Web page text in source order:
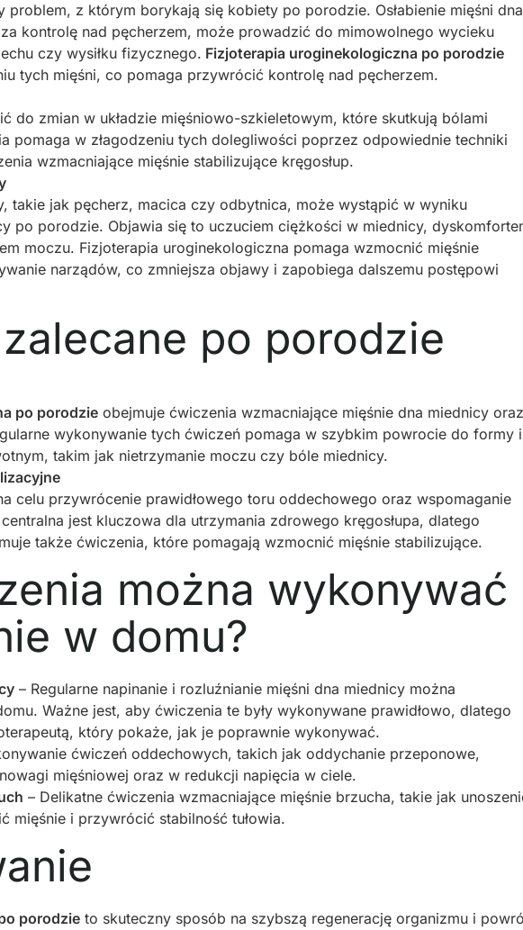
problem, z którym borykają się kobiety po porodzie. Osłabienie mięśni dna
kontrolę nad pęcherzem, może prowadzić do mimowolnego wycieku
czy wysiłku fizycznego. Fizjoterapia uroginekologiczna po porodzie
tych mięśni, co pomaga przywrócić kontrolę nad pęcherzem.
do zmian w układzie mięśniowo-szkieletowym, które skutkują bólami
pomaga w złagodzeniu tych dolegliwości poprzez odpowiednie techniki
wzmacniające mięśnie stabilizujące kręgosłup.
takie jak pęcherz, macica czy odbytnica, może wystąpić w wyniku
po porodzie. Objawia się to uczuciem ciężkości w miednicy,
moczu. Fizjoterapia uroginekologiczna pomaga wzmocnić mięśnie
narządów, co zmniejsza objawy i zapobiega dalszemu postępowi
po porodzie
po porodzie obejmuje ćwiczenia wzmacniające mięśnie dna miednicy oraz
wykonywanie tych ćwiczeń pomaga w szybkim powrocie do formy i
takim jak nietrzymanie moczu czy bóle miednicy.
celu przywrócenie prawidłowego toru oddechowego oraz wspomaganie
jest kluczowa dla utrzymania zdrowego kręgosłupa, dlatego
także ćwiczenia, które pomagają wzmocnić mięśnie stabilizujące.
można wykonywać
w domu?
– Regularne napinanie i rozluźnianie mięśni dna miednicy można
Ważne jest, aby ćwiczenia te były wykonywane prawidłowo, dlatego
który pokaże, jak je poprawnie wykonywać.
ćwiczeń oddechowych, takich jak oddychanie przeponowe,
mięśniowej oraz w redukcji napięcia w ciele.
– Delikatne ćwiczenia wzmacniające mięśnie brzucha, takie jak
mięśnie i przywrócić stabilność tułowia.
porodzie to skuteczny sposób na szybszą regenerację organizmu i